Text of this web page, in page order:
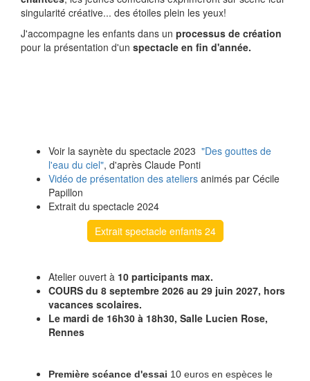
singularité créative... des étoiles plein les yeux!
J'accompagne les enfants dans un processus de création
pour la présentation d'un spectacle en fin d'année.
Voir la saynète du spectacle 2023 "Des gouttes de
l'eau du ciel", d'après Claude Ponti
Vidéo de présentation des ateliers animés par Cécile
Papillon
Extrait du spectacle 2024
Extrait spectacle enfants 24
Atelier ouvert à 10 participants max.
COURS du 8 septembre 2026 au 29 juin 2027, hors
vacances scolaires.
Le mardi de 16h30 à 18h30, Salle Lucien Rose,
Rennes
Première scéance d'essai 10 euros en espèces le